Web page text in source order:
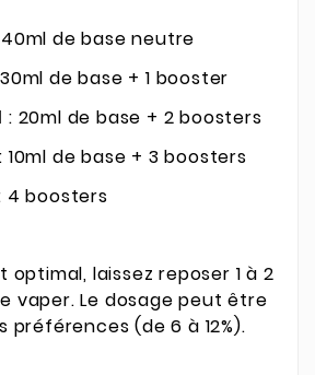
de base neutre
de base + 1 booster
: 20ml de base + 2 boosters
: 10ml de base + 3 boosters
4 boosters
optimal, laissez reposer 1 à 2
vaper. Le dosage peut être
préférences (de 6 à 12%).